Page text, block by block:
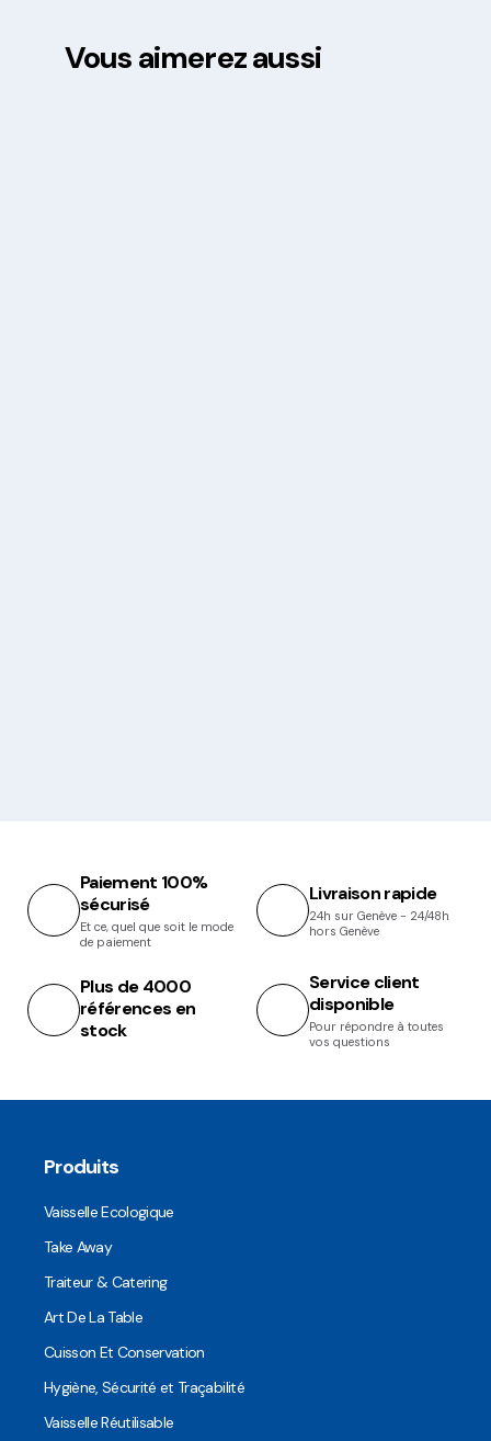
Vous aimerez aussi
Paiement 100%
sécurisé
Et ce, quel que soit le mode
de paiement
Livraison rapide
24h sur Genève - 24/48h
hors Genève
Plus de 4000
références en
stock
Service client
disponible
Pour répondre à toutes
vos questions
Produits
Vaisselle Ecologique
Take Away
Traiteur & Catering
Art De La Table
Cuisson Et Conservation
Hygiène, Sécurité et Traçabilité
Vaisselle Réutilisable